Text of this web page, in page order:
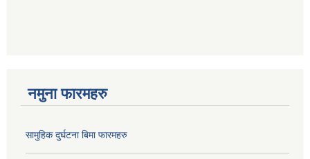
नमुना फारमहरु
सामुहिक दुर्घटना बिमा फारमहरु